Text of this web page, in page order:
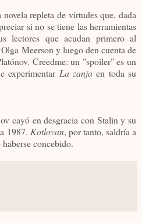
repleta de virtudes que, dada
si no se tiene las herramientas
lectores que acudan primero al
Meerson y luego den cuenta de
Creedme: un "spoiler" es un
experimentar La zanja en toda su
cayó en desgracia con Stalin y su
1987. Kotlovan, por tanto, saldría a
concebido.